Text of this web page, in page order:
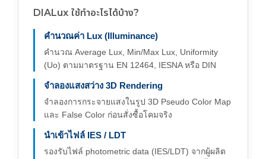
DIALux ใช้ทำอะไรได้บ้าง?
คำนวณค่า Lux (Illuminance)
คำนวณ Average Lux, Min/Max Lux, Uniformity
(Uo) ตามมาตรฐาน EN 12464, IESNA หรือ DIN
จำลองแสงสว่าง 3D Rendering
จำลองการกระจายแสงในรูป 3D Pseudo Color Map
และ False Color ก่อนสั่งซื้อโคมจริง
นำเข้าไฟล์ IES / LDT
รองรับไฟล์ photometric data (IES/LDT) จากผู้ผลิต